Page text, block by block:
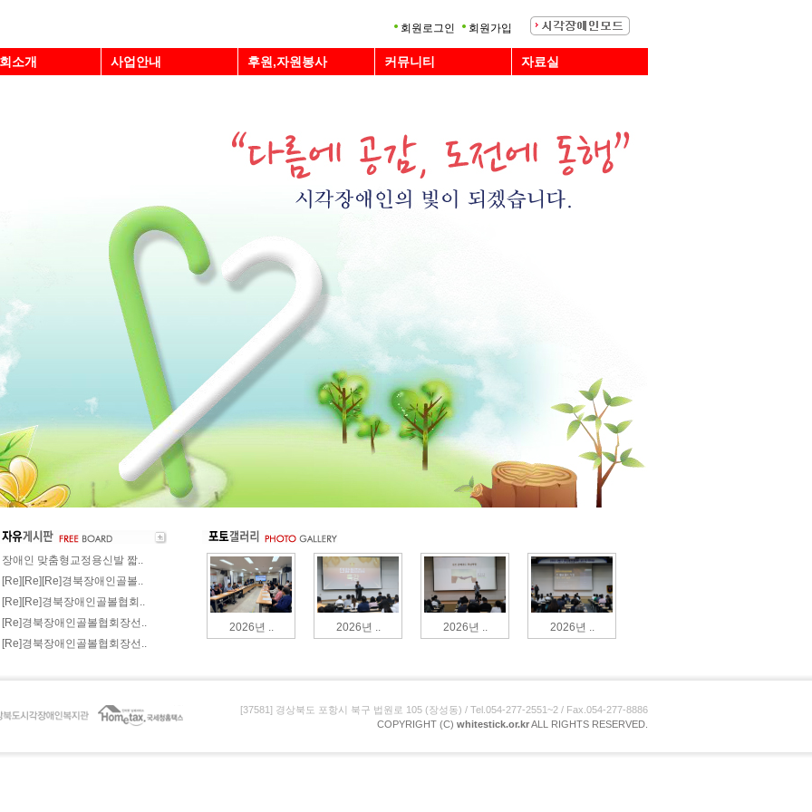
회원로그인 회원가입
소개 사업안내 후원,자원봉사 커뮤니티 자료실
장애인 맞춤형교정용신발 짧..
[Re][Re][Re]경북장애인골볼..
[Re][Re]경북장애인골볼협회..
[Re]경북장애인골볼협회장선..
[Re]경북장애인골볼협회장선..
2026년 .. 2026년 .. 2026년 .. 2026년 ..
[37581] 경상북도 포항시 북구 법원로 105 (장성동) / Tel.054-277-2551~2 / Fax.054-277-8886
COPYRIGHT (C) whitestick.or.krALL RIGHTS RESERVED.